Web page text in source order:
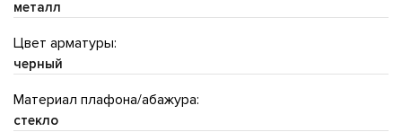
металл
Цвет арматуры:
черный
Материал плафона/абажура:
стекло